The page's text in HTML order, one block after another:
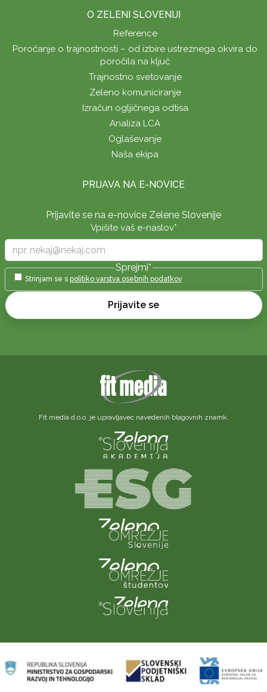
O ZELENI SLOVENIJI
Reference
Poročanje o trajnostnosti – od izbire ustreznega okvira do
poročila na ključ
Trajnostno svetovanje
Zeleno komuniciranje
Izračun ogljičnega odtisa
Analiza LCA
Oglaševanje
Naša ekipa
PRIJAVA NA E-NOVICE
Prijavite se na e-novice Zelene Slovenije
Vpišite vaš e-naslov*
Sprejmi*
Strinjam se s politiko varstva osebnih podatkov
Prijavite se
Fit media d.o.o. je upravljavec navedenih blagovnih znamk.